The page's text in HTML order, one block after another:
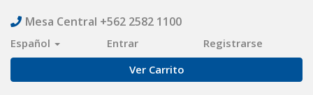
Mesa Central +562 2582 1100
Español Entrar
Registrarse
Ver Carrito